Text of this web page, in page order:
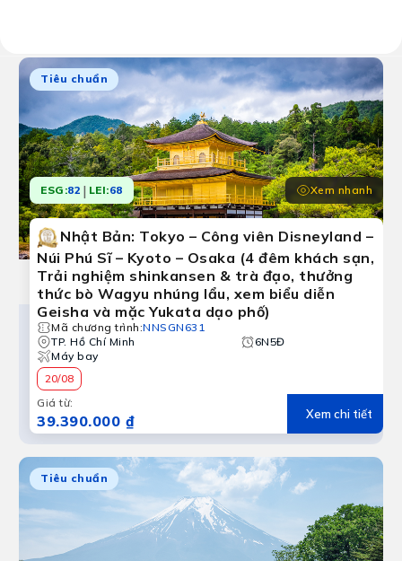
Tiêu chuẩn
ESG:82 | LEI:68 Xem nhanh
Nhật Bản: Tokyo – Công viên Disneyland –
Núi Phú Sĩ – Kyoto – Osaka (4 đêm khách sạn,
Trải nghiệm shinkansen & trà đạo, thưởng
thức bò Wagyu nhúng lẩu, xem biểu diễn
Geisha và mặc Yukata dạo phố)
Mã chương trình:NNSGN631
TP. Hồ Chí Minh
6N5Đ
Máy bay
20/08
Giá từ:
39.390.000 ₫ Xem chi tiết
Tiêu chuẩn